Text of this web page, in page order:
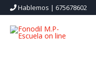
Hablemos | 675678602